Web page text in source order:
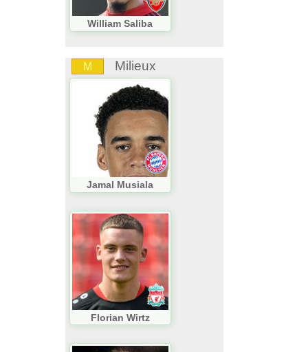
William Saliba
M Milieux
Jamal Musiala
Florian Wirtz